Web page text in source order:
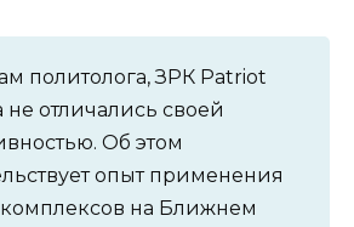
политолога, ЗРК Patriot
не отличались своей
Об этом
опыт применения
на Ближнем